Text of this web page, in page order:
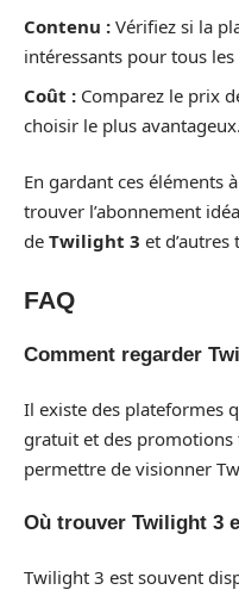
Contenu : Vérifiez si la
intéressants pour tous les
Coût : Comparez le prix
choisir le plus avantageux.
En gardant ces éléments
trouver l’abonnement
de Twilight 3 et
FAQ
Comment regarder
Il existe des plateformes
gratuit et des
permettre de visionner
Où trouver Twilight 3
Twilight 3 est souvent